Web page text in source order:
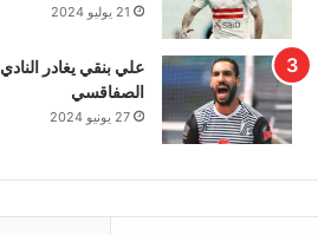
21 يوليو 2024
علي بنقي يغادر النادي
الصفاقسي
27 يونيو 2024